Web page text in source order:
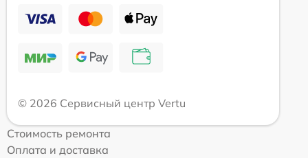
© 2026 Сервисный центр Vertu
Стоимость ремонта
Оплата и доставка